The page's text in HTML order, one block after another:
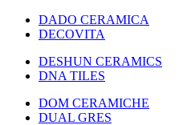
DADO CERAMICA
DECOVITA
DESHUN CERAMICS
DNA TILES
DOM CERAMICHE
DUAL GRES